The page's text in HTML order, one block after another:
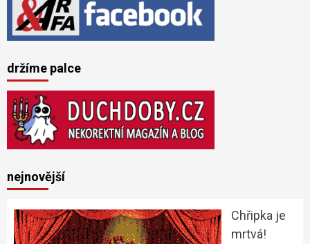
držíme palce
nejnovější
Chřipka je
mrtvá!